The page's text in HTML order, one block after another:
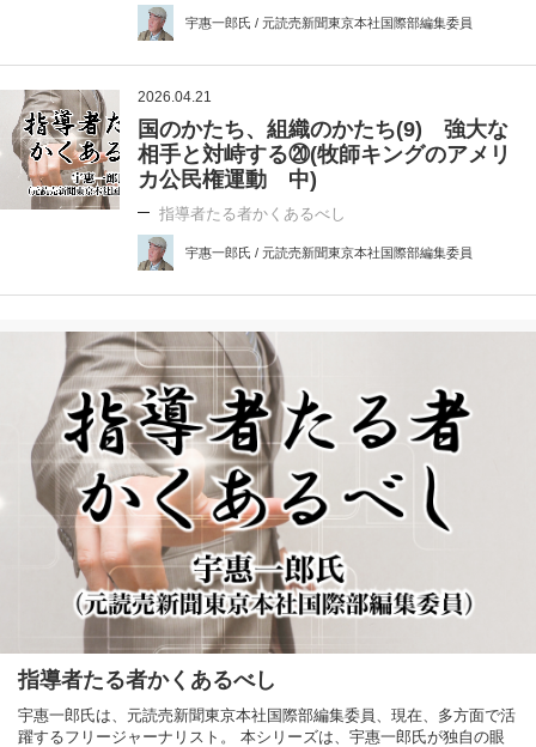
宇惠一郎氏 / 元読売新聞東京本社国際部編集委員
2026.04.21
国のかたち、組織のかたち(9) 強大な
相手と対峙する⑳(牧師キングのアメリ
カ公民権運動 中)
指導者たる者かくあるべし
宇惠一郎氏 / 元読売新聞東京本社国際部編集委員
指導者たる者かくあるべし
宇惠一郎氏は、元読売新聞東京本社国際部編集委員、現在、多方面で活
躍するフリージャーナリスト。 本シリーズは、宇惠一郎氏が独自の眼